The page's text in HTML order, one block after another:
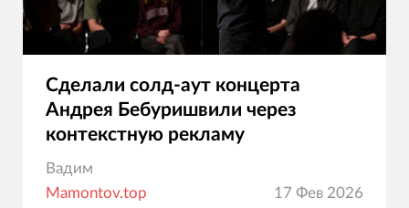
Сделали солд-аут концерта
Андрея Бебуришвили через
контекстную рекламу
Вадим
Mamontov.top
17 Фев 2026